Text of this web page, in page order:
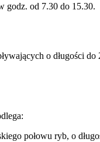
godz. od 7.30 do 15.30.
o długości
połowu ryb, o